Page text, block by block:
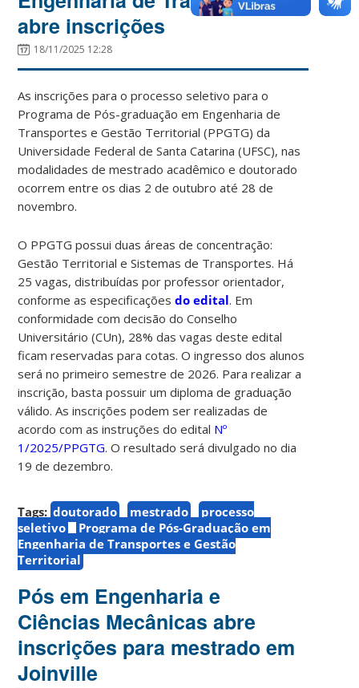
abre inscrições
18/11/2025 12:28
As inscrições para o processo seletivo para o
Programa de Pós-graduação em Engenharia de
Transportes e Gestão Territorial (PPGTG) da
Universidade Federal de Santa Catarina (UFSC), nas
modalidades de mestrado acadêmico e doutorado
ocorrem entre os dias 2 de outubro até 28 de
novembro.
O PPGTG possui duas áreas de concentração:
Gestão Territorial e Sistemas de Transportes. Há
25 vagas, distribuídas por professor orientador,
conforme as especificaçõesdo edital. Em
conformidade com decisão do Conselho
Universitário (CUn), 28% das vagas deste edital
ficam reservadas para cotas.O ingresso dos alunos
será no primeiro semestre de 2026. Para realizar a
inscrição, basta possuir um diploma de graduação
válido. As inscrições podem ser realizadas de
acordo com as instruções do edital Nº
1/2025/PPGTG. O resultado será divulgado no dia
19 de dezembro.
Tags: doutorado mestrado
processo
seletivo
Programa de Pós-Graduação em
Engenharia de Transportes e Gestão
Territorial
Pós em Engenharia e
Ciências Mecânicas abre
inscrições para mestrado em
Joinville